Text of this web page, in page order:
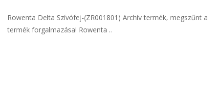
Rowenta Delta Szívófej-(ZR001801) Archív termék, megszűnt a
termék forgalmazása! Rowenta ..